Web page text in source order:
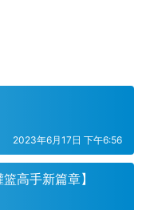
2023年6月17日 下午6:56
高手新篇章】